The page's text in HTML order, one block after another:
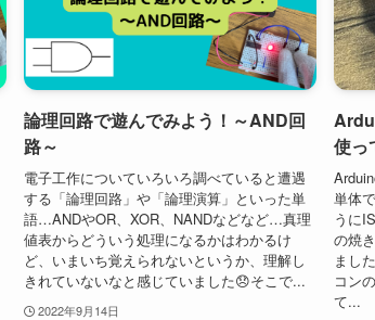
論理回路で遊んでみよう！～AND回
路～
電子工作についていろいろ調べていると遭遇
する「論理回路」や「論理演算」といった単
語…ANDやOR、XOR、NANDなどなど…真理
値表からどういう処理になるかはわかるけ
ど、いまいち覚えられないというか、理解し
きれていないなと感じていました😞そこで...
2022年9月14日
使っ
単体
うに
の焼
まし
コン
て...